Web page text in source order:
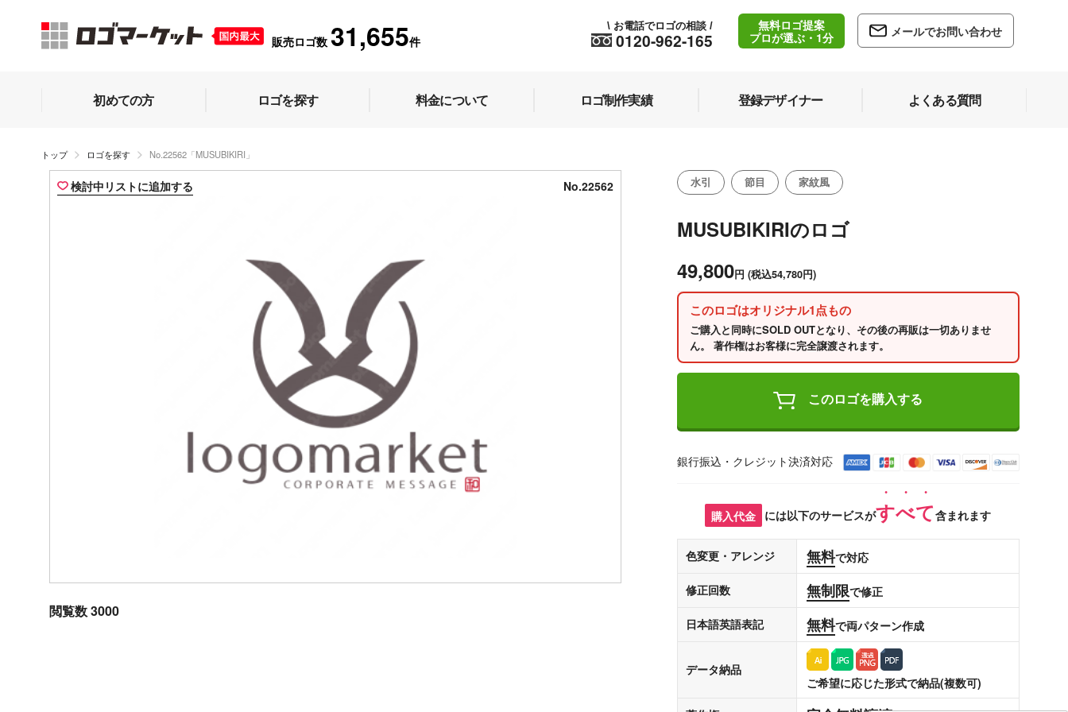
販売ロゴ数 31,655件 0120-962-165
\ お電話でロゴの相談 /
無料ロゴ提案
プロが選ぶ・1分
メールでお問い合わせ
初めての方 ロゴを探す 料金について ロゴ制作実績 登録デザイナー よくある質問
トップ ロゴを探す No.22562「MUSUBIKIRI」
検討中リストに追加する No.22562
閲覧数 3000
水引 節目 家紋風
MUSUBIKIRIのロゴ
49,800円 (税込54,780円)
このロゴはオリジナル1点もの
ご購入と同時にSOLD OUTとなり、その後の再販は一切ありませ
ん。 著作権はお客様に完全譲渡されます。
このロゴを購入する
銀行振込・クレジット決済対応
購入代金 には以下のサービスがすべて含まれます
色変更・アレンジ 無料で対応
修正回数 無制限で修正
日本語英語表記 無料で両パターン作成
データ納品
ご希望に応じた形式で納品(複数可)